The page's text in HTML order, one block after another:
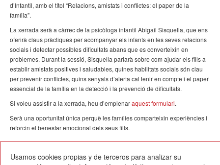
d’Infantil, amb el títol “Relacions, amistats i conflictes: el paper de la
família”.
La xerrada serà a càrrec de la psicòloga infantil Abigail Sisquella, que ens
oferirà claus pràctiques per acompanyar els infants en les seves relacions
socials i detectar possibles dificultats abans que es converteixin en
problemes. Durant la sessió, Sisquella parlarà sobre com ajudar els fills a
establir amistats positives i saludables, quines habilitats socials són clau
per prevenir conflictes, quins senyals d’alerta cal tenir en compte i el paper
essencial de la família en la detecció i la prevenció de dificultats.
Si voleu assistir a la xerrada, heu d’emplenaraquest formulari.
Serà una oportunitat única perquè les famílies comparteixin experiències i
reforcin el benestar emocional dels seus fills.
Usamos cookies propias y de terceros para analizar su